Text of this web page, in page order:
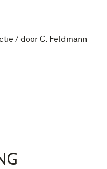
/ door C. Feldmann